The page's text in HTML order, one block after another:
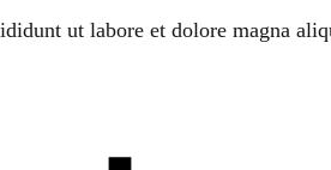
ut labore et dolore magna